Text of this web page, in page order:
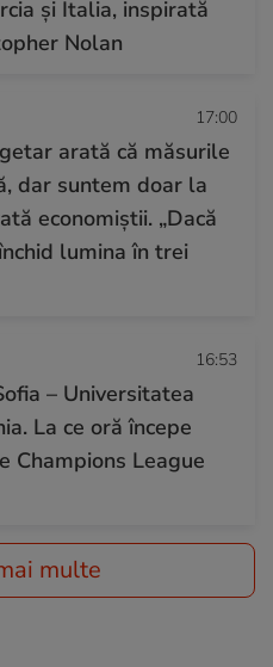
și Italia, inspirată
Nolan
17:00
arată că măsurile
dar suntem doar la
economiștii. „Dacă
lumina în trei
16:53
– Universitatea
La ce oră începe
Champions League
multe